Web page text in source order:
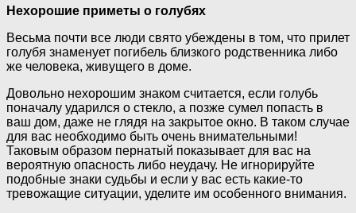
Нехорошие приметы о голубях
Весьма почти все люди свято убеждены в том, что прилет
голубя знаменует погибель близкого родственника либо
же человека, живущего в доме.
Довольно нехорошим знаком считается, если голубь
поначалу ударился о стекло, а позже сумел попасть в
ваш дом, даже не глядя на закрытое окно. В таком случае
для вас необходимо быть очень внимательными!
Таковым образом пернатый показывает для вас на
вероятную опасность либо неудачу. Не игнорируйте
подобные знаки судьбы и если у вас есть какие-то
тревожащие ситуации, уделите им особенного внимания.